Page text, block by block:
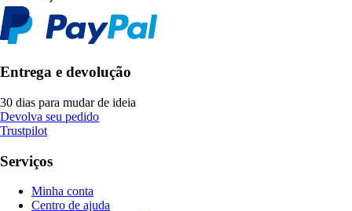
Entrega e devolução
30 dias para mudar de ideia
Devolva seu pedido
Trustpilot
Serviços
Minha conta
Centro de ajuda